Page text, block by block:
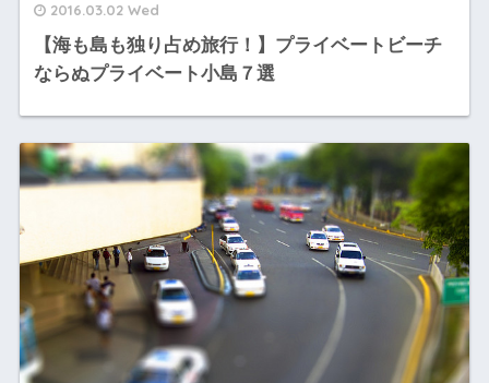
2016.03.02 Wed
【海も島も独り占め旅行！】プライベートビーチ
ならぬプライベート小島７選